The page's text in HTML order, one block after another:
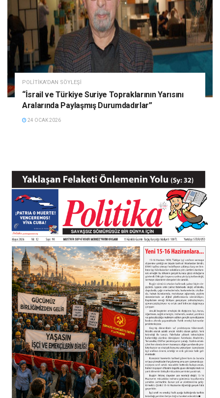
POLITIKA'DAN SÖYLEŞI
“İsrail ve Türkiye Suriye Topraklarının Yarısını
Aralarında Paylaşmış Durumdadırlar”
24 OCAK 2026